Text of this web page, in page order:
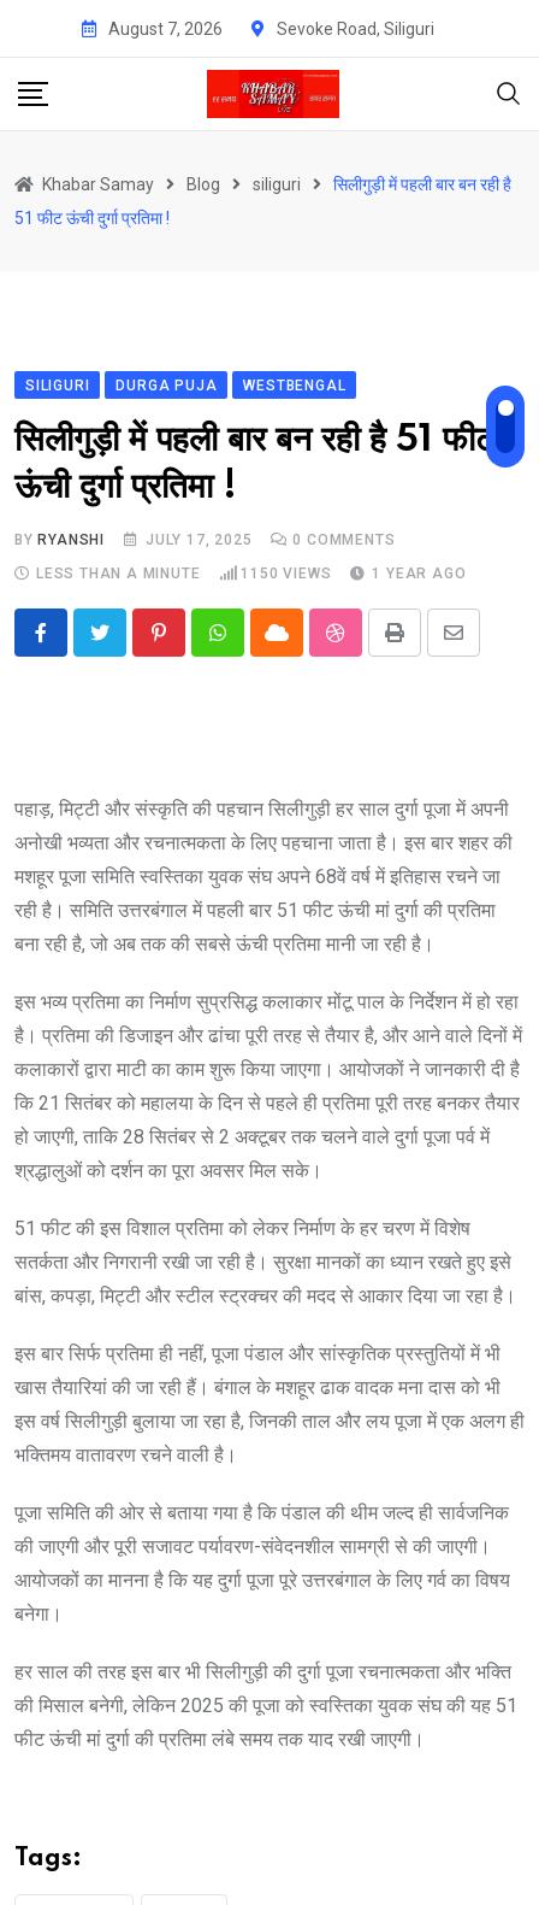
content
August 7, 2026 Sevoke Road, Siliguri
Khabar Samay Blog siliguri
सिलीगुड़ी में पहली बार बन रही है
51 फीट ऊंची दुर्गा प्रतिमा !
SILIGURI DURGA PUJA WESTBENGAL
सिलीगुड़ी में पहली बार बन रही है 51 फीट
ऊंची दुर्गा प्रतिमा !
BY RYANSHI JULY 17, 2025 0 COMMENTS
LESS THAN A MINUTE
1150 VIEWS 1 YEAR AGO
PinterestWhatsappCloud StumbleUpon
Print
Share
पहाड़, मिट्टी और संस्कृति की पहचान सिलीगुड़ी हर साल दुर्गा पूजा में अपनी
अनोखी भव्यता और रचनात्मकता के लिए पहचाना जाता है। इस बार शहर की
मशहूर पूजा समिति स्वस्तिका युवक संघ अपने 68वें वर्ष में इतिहास रचने जा
रही है। समिति उत्तरबंगाल में पहली बार 51 फीट ऊंची मां दुर्गा की प्रतिमा
बना रही है, जो अब तक की सबसे ऊंची प्रतिमा मानी जा रही है।
इस भव्य प्रतिमा का निर्माण सुप्रसिद्ध कलाकार मोंटू पाल के निर्देशन में हो रहा
है। प्रतिमा की डिजाइन और ढांचा पूरी तरह से तैयार है, और आने वाले दिनों में
कलाकारों द्वारा माटी का काम शुरू किया जाएगा। आयोजकों ने जानकारी दी है
कि 21 सितंबर को महालया के दिन से पहले ही प्रतिमा पूरी तरह बनकर तैयार
हो जाएगी, ताकि 28 सितंबर से 2 अक्टूबर तक चलने वाले दुर्गा पूजा पर्व में
श्रद्धालुओं को दर्शन का पूरा अवसर मिल सके।
51 फीट की इस विशाल प्रतिमा को लेकर निर्माण के हर चरण में विशेष
सतर्कता और निगरानी रखी जा रही है। सुरक्षा मानकों का ध्यान रखते हुए इसे
बांस, कपड़ा, मिट्टी और स्टील स्ट्रक्चर की मदद से आकार दिया जा रहा है।
इस बार सिर्फ प्रतिमा ही नहीं, पूजा पंडाल और सांस्कृतिक प्रस्तुतियों में भी
खास तैयारियां की जा रही हैं। बंगाल के मशहूर ढाक वादक मना दास को भी
इस वर्ष सिलीगुड़ी बुलाया जा रहा है, जिनकी ताल और लय पूजा में एक अलग ही
भक्तिमय वातावरण रचने वाली है।
पूजा समिति की ओर से बताया गया है कि पंडाल की थीम जल्द ही सार्वजनिक
की जाएगी और पूरी सजावट पर्यावरण-संवेदनशील सामग्री से की जाएगी।
आयोजकों का मानना है कि यह दुर्गा पूजा पूरे उत्तरबंगाल के लिए गर्व का विषय
बनेगा।
हर साल की तरह इस बार भी सिलीगुड़ी की दुर्गा पूजा रचनात्मकता और भक्ति
की मिसाल बनेगी, लेकिन 2025 की पूजा को स्वस्तिका युवक संघ की यह 51
फीट ऊंची मां दुर्गा की प्रतिमा लंबे समय तक याद रखी जाएगी।
Tags: